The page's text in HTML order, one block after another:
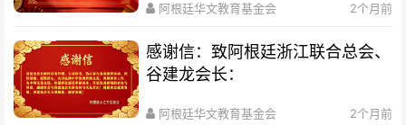
阿根廷华文教育基金会 2个月前
感谢信：致阿根廷浙江联合总会、
谷建龙会长：
阿根廷华文教育基金会 2个月前